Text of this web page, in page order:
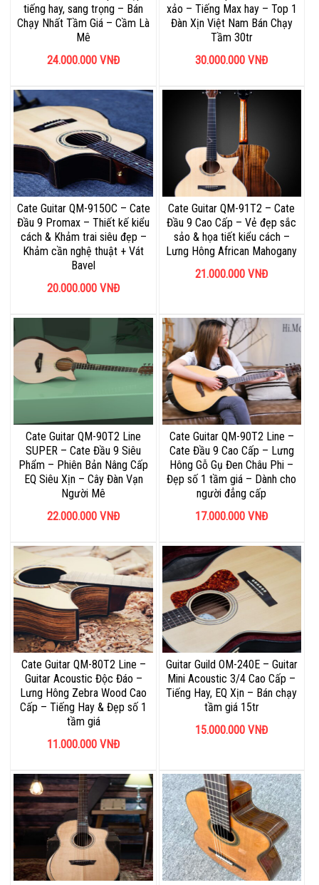
tiếng hay, sang trọng – Bán
Chạy Nhất Tầm Giá – Cầm Là
Mê
24.000.000 VNĐ
xảo – Tiếng Max hay – Top 1
Đàn Xịn Việt Nam Bán Chạy
Tầm 30tr
30.000.000 VNĐ
Cate Guitar QM-915OC – Cate
Đầu 9 Promax – Thiết kế kiểu
cách & Khảm trai siêu đẹp –
Khảm cần nghệ thuật + Vát
Bavel
20.000.000 VNĐ
Cate Guitar QM-91T2 – Cate
Đầu 9 Cao Cấp – Vẻ đẹp sắc
sảo & họa tiết kiểu cách –
Lưng Hông African Mahogany
21.000.000 VNĐ
Cate Guitar QM-90T2 Line
SUPER – Cate Đầu 9 Siêu
Phẩm – Phiên Bản Nâng Cấp
EQ Siêu Xịn – Cây Đàn Vạn
Người Mê
22.000.000 VNĐ
Cate Guitar QM-90T2 Line –
Cate Đầu 9 Cao Cấp – Lưng
Hông Gỗ Gụ Đen Châu Phi –
Đẹp số 1 tầm giá – Dành cho
người đẳng cấp
17.000.000 VNĐ
Cate Guitar QM-80T2 Line –
Guitar Acoustic Độc Đáo –
Lưng Hông Zebra Wood Cao
Cấp – Tiếng Hay & Đẹp số 1
tầm giá
11.000.000 VNĐ
Guitar Guild OM-240E – Guitar
Mini Acoustic 3/4 Cao Cấp –
Tiếng Hay, EQ Xịn – Bán chạy
tầm giá 15tr
15.000.000 VNĐ